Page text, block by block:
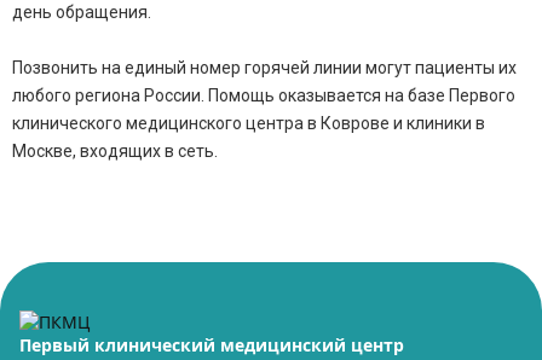
день обращения.
Позвонить на единый номер горячей линии могут пациенты их
любого региона России. Помощь оказывается на базе Первого
клинического медицинского центра в Коврове и клиники в
Москве, входящих в сеть.
Первый клинический медицинский центр